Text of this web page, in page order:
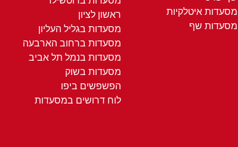
מסעדות איטלקיות
מסעדות שף
ראשון לציון
מסעדות בגליל העליון
מסעדות ברחוב הארבעה
מסעדות בנמל תל אביב
מסעדות בשוק
הפשפשים ביפו
לוח דרושים במסעדות